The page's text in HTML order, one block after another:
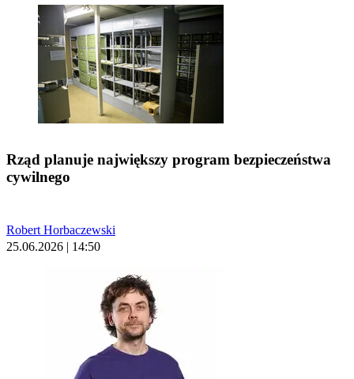
Rząd planuje największy program bezpieczeństwa
cywilnego
Robert Horbaczewski
25.06.2026 | 14:50